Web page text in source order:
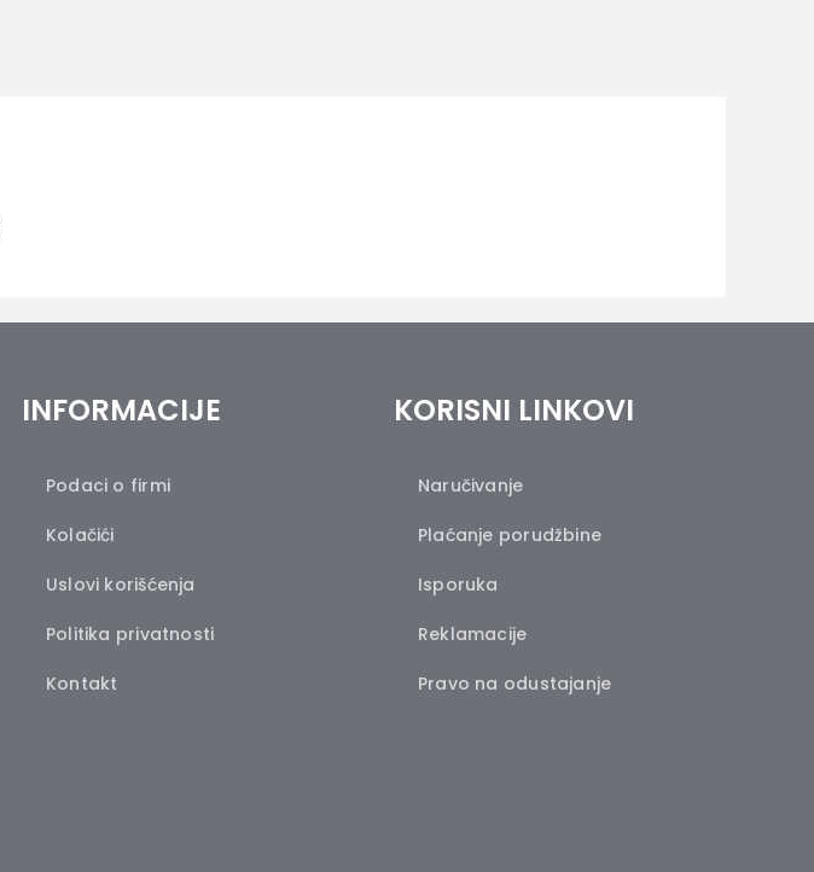
INFORMACIJE
Podaci o firmi
Kolačići
Uslovi korišćenja
Politika privatnosti
Kontakt
KORISNI LINKOVI
Naručivanje
Plaćanje porudžbine
Isporuka
Reklamacije
Pravo na odustajanje